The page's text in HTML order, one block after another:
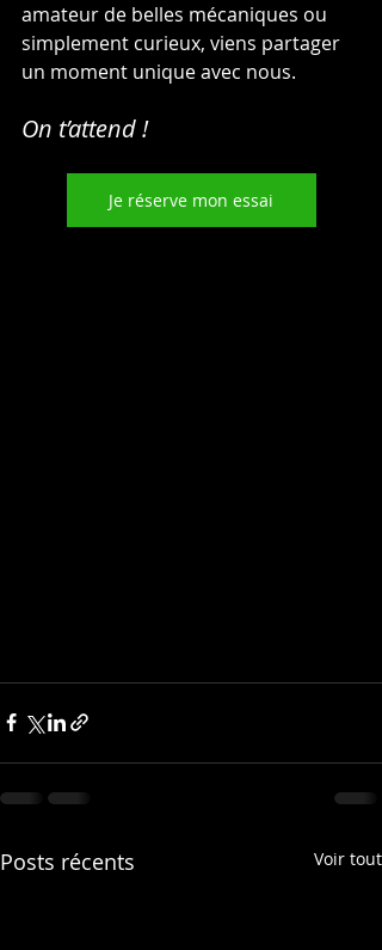
amateur de belles mécaniques ou
simplement curieux, viens partager
un moment unique avec nous.
On t’attend !
Je réserve mon essai
Posts récents Voir tout